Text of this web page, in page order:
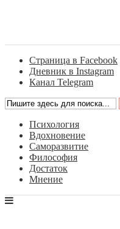
Страница в Facebook
Дневник в Instagram
Канал Telegram
Психология
Вдохновение
Саморазвитие
Философия
Достаток
Мнение